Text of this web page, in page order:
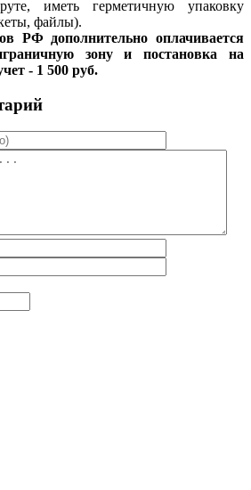
иметь герметичную упаковку
файлы).
РФ дополнительно оплачивается
зону и постановка на
- 1 500 руб.